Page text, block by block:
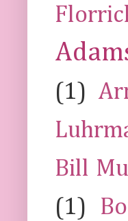
(1)
Bill
(1)